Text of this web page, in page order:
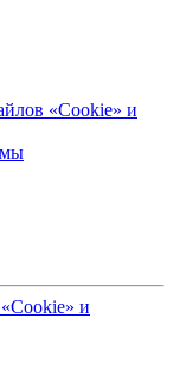
«Cookie» и
и